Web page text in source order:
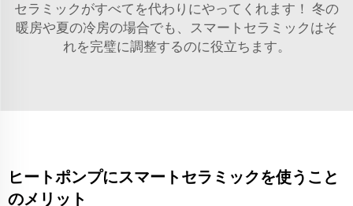
セラミックがすべてを代わりにやってくれます！ 冬の
暖房や夏の冷房の場合でも、スマートセラミックはそ
れを完璧に調整するのに役立ちます。
ヒートポンプにスマートセラミックを使うこと
のメリット